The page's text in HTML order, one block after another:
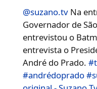
@suzano.tv Na
Governador de
entrevistou o
entrevista o
André do Prado.
#andrédoprado